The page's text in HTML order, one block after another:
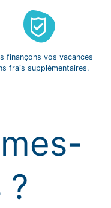
finançons vos vacances
frais supplémentaires.
?